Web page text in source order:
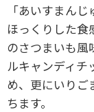
「あいすまん
ほっくりした食
のさつまいも風
ルキャンディチ
め、更にいりご
ちます。